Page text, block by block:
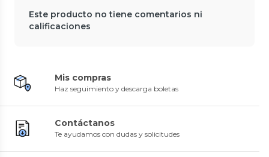
Este producto no tiene comentarios ni
calificaciones
Mis compras
Haz seguimiento y descarga boletas
Contáctanos
Te ayudamos con dudas y solicitudes